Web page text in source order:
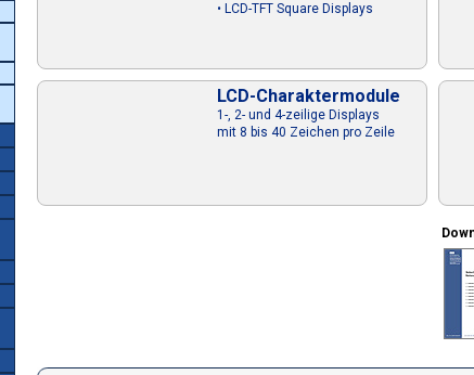
• LCD-TFT Square Displays
LCD-Charaktermodule
1-, 2- und 4-zeilige Displays
mit 8 bis 40 Zeichen pro Zeile